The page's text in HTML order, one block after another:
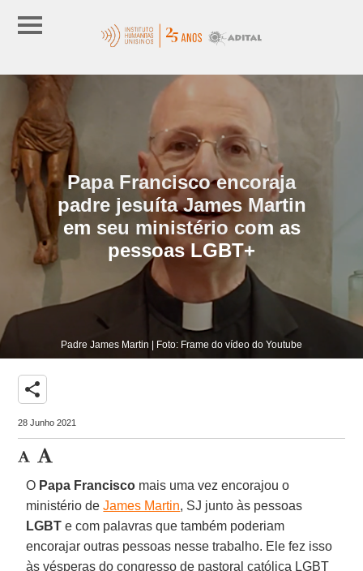
Papa Francisco encoraja
padre jesuíta James Martin
em seu ministério com as
pessoas LGBT+
Padre James Martin | Foto: Frame do vídeo do Youtube
share
28 Junho 2021
O Papa Francisco mais uma vez encorajou o
ministério deJames Martin, SJ junto às pessoas
LGBT e com palavras que também poderiam
encorajar outras pessoas nesse trabalho. Ele fez isso
às vésperas do congresso de pastoral católica LGBT